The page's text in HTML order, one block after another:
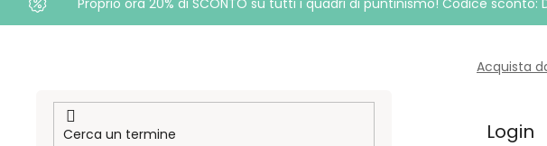
Proprio ora 20% di SCONTO su tutti i quadri di puntinismo! Codice sconto:
Acquista
Login